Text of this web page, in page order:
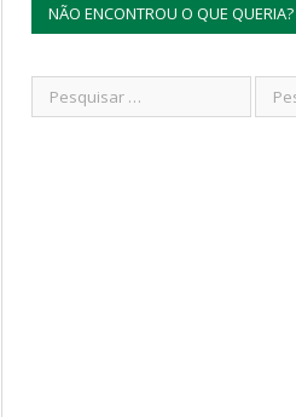
NÃO ENCONTROU O QUE QUERIA?